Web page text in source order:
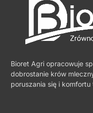
Bioret Agri opracowuje
dobrostanie krów
poruszania się i